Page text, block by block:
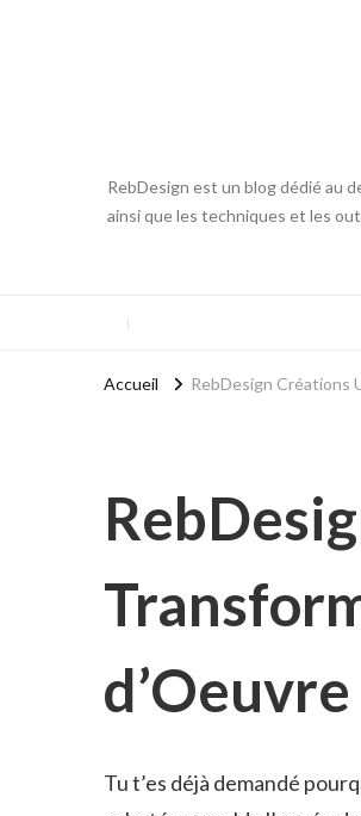
RebDesign est un blog dédié au
ainsi que les techniques et les
Accueil RebDesign Créations
Tu t’es déjà demandé